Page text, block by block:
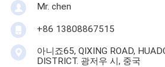
Mr. chen
+86 13808867515
아니죠65, QIXING ROAD,
DISTRICT. 광저우 시, 중국